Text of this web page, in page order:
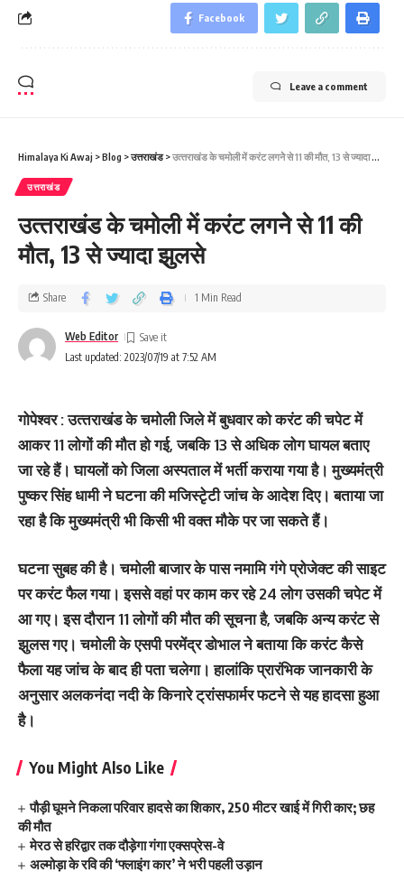
Facebook
Leave a comment
Himalaya Ki Awaj >Blog >उत्तराखंड>उत्‍तराखंड के चमोली में करंट लगनेे से 11 की मौत, 13 से ज्‍यादा झुलसे
उत्तराखंड
उत्‍तराखंड के चमोली में करंट लगनेे से 11 की
मौत, 13 से ज्‍यादा झुलसे
Last updated: 2023/07/19 at 7:52 AM
Web Editor
Share 1 Min Read
गोपेश्‍वर : उत्‍तराखंड के चमोली जिले में बुधवार को करंट की चपेट में
आकर 11 लोगों की मौत हो गई, जबकि 13 से अधिक लोग घायल बताए
जा रहे हैं। घायलों को जिला अस्‍पताल में भर्ती कराया गया है। मुख्‍यमंंत्री
पुष्‍कर सिंह धामी ने घटना की मजिस्‍टृेटी जांच के आदेश दिए। बताया जा
रहा है कि मुख्‍यमंत्री भी किसी भी वक्‍त मौके पर जा सकते हैं।
घटना सुबह की है। चमोली बाजार के पास नमामि गंगे प्रोजेक्‍ट की साइट
पर करंट फैल गया। इससे वहां पर काम कर रहे 24 लोग उसकी चपेट में
आ गए। इस दौरान 11 लोगों की मौत की सूचना है, जबकि अन्‍य करंट से
झुलस गए। चमोली के एसपी परमेंद्र डोभाल ने बताया कि करंट कैसे
फैला यह जांच के बाद ही पता चलेगा। हालां‍कि प्रारंभिक जानकारी के
अनुसार अलकनंदा नदी के किनारे ट्रांसफार्मर फटने से यह हादसा हुआ
है।
You Might Also Like
पौड़ी घूमने निकला परिवार हादसे का शिकार, 250 मीटर खाई में गिरी कार; छह
की मौत
मेरठ से हरिद्वार तक दौड़ेगा गंगा एक्सप्रेस-वे
अल्मोड़ा के रवि की ‘फ्लाइंग कार’ ने भरी पहली उड़ान